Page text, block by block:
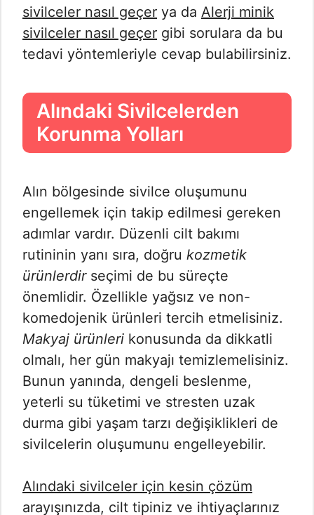
sivilceler nasıl geçer ya da Alerji minik
sivilceler nasıl geçer gibi sorulara da bu
tedavi yöntemleriyle cevap bulabilirsiniz.
Alındaki Sivilcelerden
Korunma Yolları
Alın bölgesinde sivilce oluşumunu
engellemek için takip edilmesi gereken
adımlar vardır. Düzenli cilt bakımı
rutininin yanı sıra, doğru kozmetik
ürünlerdirseçimi de bu süreçte
önemlidir. Özellikle yağsız ve non-
komedojenik ürünleri tercih etmelisiniz.
Makyaj ürünleri konusunda da dikkatli
olmalı, her gün makyajı temizlemelisiniz.
Bunun yanında, dengeli beslenme,
yeterli su tüketimi ve stresten uzak
durma gibi yaşam tarzı değişiklikleri de
sivilcelerin oluşumunu engelleyebilir.
Alındaki sivilceler için kesin çözüm
arayışınızda, cilt tipiniz ve ihtiyaçlarınız